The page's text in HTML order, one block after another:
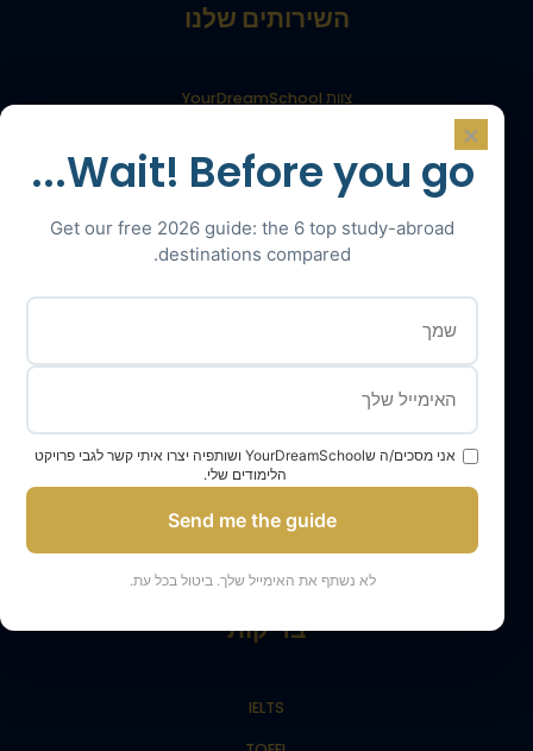
השירותים שלנו
צוות YourDreamSchool
קבל תמיכה
התלמידים שלנו והוריהם מעידים
תוצאות הקבלה לתואר ראשון שלנו
קבלה לתואר ראשון
אימון קבלה עבור יישומי LLM שלך
בדיקות
IELTS
Wait! Before you go...
Get our free 2026 guide: the 6 top study-abroad
destinations compared.
אני מסכים/ה שYourDreamSchool ושותפיה יצרו איתי קשר לגבי פרויקט
הלימודים שלי.
Send me the guide
לא נשתף את האימייל שלך. ביטול בכל עת.